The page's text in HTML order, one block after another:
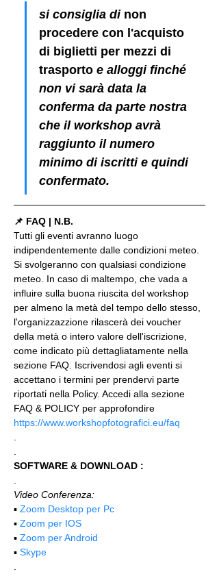
si consiglia di non
procedere con l'acquisto
di biglietti per mezzi di
trasporto e alloggi finché
non vi sarà data la
conferma da parte nostra
che il workshop avrà
raggiunto il numero
minimo di iscritti e quindi
confermato.
📌 FAQ | N.B.
Tutti gli eventi avranno luogo
indipendentemente dalle condizioni meteo.
Si svolgeranno con qualsiasi condizione
meteo. In caso di maltempo, che vada a
influire sulla buona riuscita del workshop
per almeno la metà del tempo dello stesso,
l'organizzazzione rilascerà dei voucher
della metà o intero valore dell'iscrizione,
come indicato più dettagliatamente nella
sezione FAQ. Iscrivendosi agli eventi si
accettano i termini per prendervi parte
riportati nella Policy. Accedi alla sezione
FAQ & POLICY per approfondire
https://www.workshopfotografici.eu/faq
SOFTWARE & DOWNLOAD :
Video Conferenza:
▪️ Zoom Desktop per Pc
▪️ Zoom per IOS
▪️ Zoom per Android
▪️ Skype